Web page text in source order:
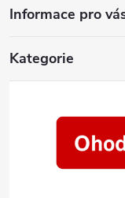
Informace pro
Kategorie